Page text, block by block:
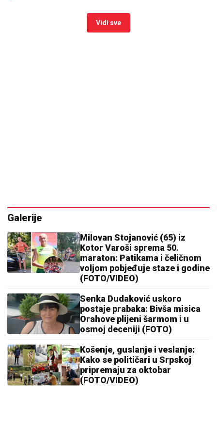
Vidi sve
Galerije
Milovan Stojanović (65) iz
Kotor Varoši sprema 50.
maraton: Patikama i čeličnom
voljom pobjeđuje staze i godine
(FOTO/VIDEO)
Senka Dudaković uskoro
postaje prabaka: Bivša misica
Orahove plijeni šarmom i u
osmoj deceniji (FOTO)
Košenje, guslanje i veslanje:
Kako se političari u Srpskoj
pripremaju za oktobar
(FOTO/VIDEO)